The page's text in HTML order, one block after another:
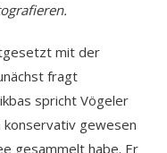
mit der
fragt
spricht Vögeler
konservativ gewesen
gesammelt habe. Er